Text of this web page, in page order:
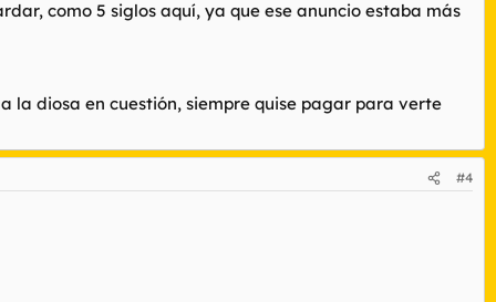
como 5 siglos aquí, ya que ese anuncio estaba más
la diosa en cuestión, siempre quise pagar para verte
#4